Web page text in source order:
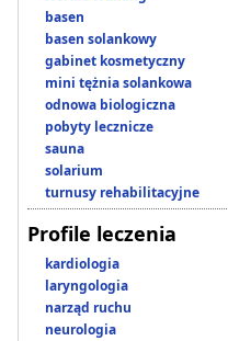
basen
basen solankowy
gabinet kosmetyczny
mini tężnia solankowa
odnowa biologiczna
pobyty lecznicze
sauna
solarium
turnusy rehabilitacyjne
Profile leczenia
kardiologia
laryngologia
narząd ruchu
neurologia